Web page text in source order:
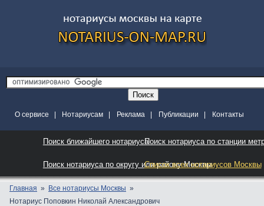
О сервисе Нотариусам Реклама Публикации Контакты
Поиск ближайшего нотариусаПоиск нотариуса по станции
Поиск нотариуса по округу или району Москвы
Список всех нотариусов Москвы
Главная
Все нотариусы Москвы
Нотариус Поповкин Николай Александрович